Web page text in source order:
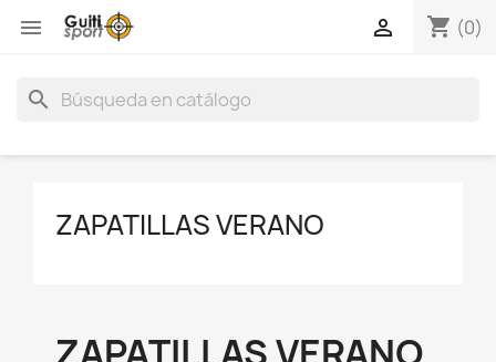
 shopping_cart (0)

search
ZAPATILLAS VERANO